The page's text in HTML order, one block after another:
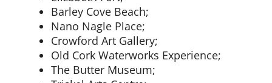
Barley Cove Beach;
Nano Nagle Place;
Crowford Art Gallery;
Old Cork Waterworks Experience;
The Butter Museum;